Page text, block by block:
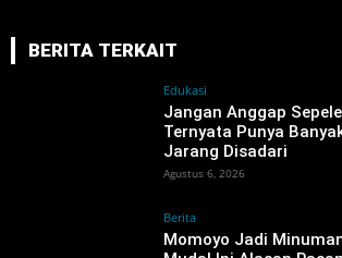
BERITA TERKAIT
Edukasi
Jangan Anggap
Ternyata Punya
Jarang Disadari
Agustus 6, 2026
Berita
Momoyo Jadi